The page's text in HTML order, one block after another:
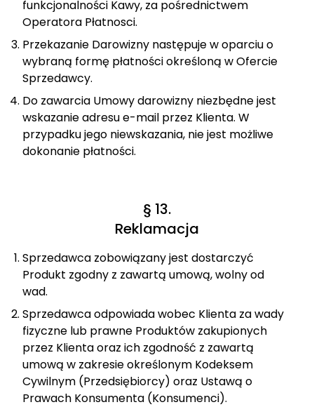
funkcjonalności Kawy, za pośrednictwem
Operatora Płatnosci.
Przekazanie Darowizny następuje w oparciu o
wybraną formę płatności określoną w Ofercie
Sprzedawcy.
Do zawarcia Umowy darowizny niezbędne jest
wskazanie adresu e-mail przez Klienta. W
przypadku jego niewskazania, nie jest możliwe
dokonanie płatności.
§ 13.
Reklamacja
Sprzedawca zobowiązany jest dostarczyć
Produkt zgodny z zawartą umową, wolny od
wad.
Sprzedawca odpowiada wobec Klienta za wady
fizyczne lub prawne Produktów zakupionych
przez Klienta oraz ich zgodność z zawartą
umową w zakresie określonym Kodeksem
Cywilnym (Przedsiębiorcy) oraz Ustawą o
Prawach Konsumenta (Konsumenci).